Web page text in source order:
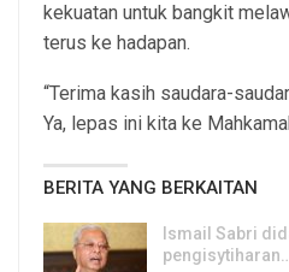
kekuatan untuk bangkit
terus ke hadapan.
“Terima kasih saudara-
Ya, lepas ini kita ke
BERITA YANG BERKAITAN
Ismail Sabri
pengisytiharan…